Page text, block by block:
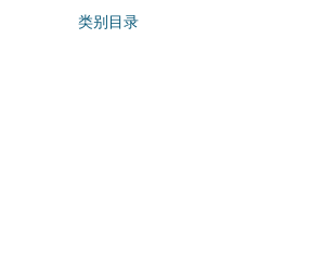
类别目录